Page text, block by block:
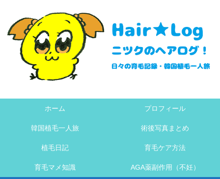
ホーム プロフィール
韓国植毛一人旅 術後写真まとめ
植毛日記 育毛ケア方法
育毛マメ知識 AGA薬副作用（不妊）